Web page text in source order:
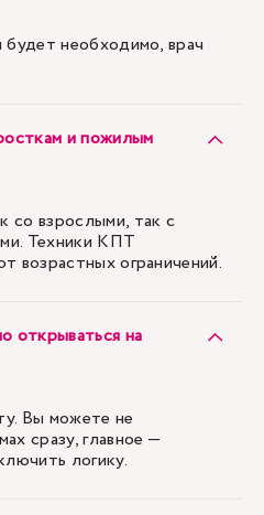
необходимо, врач
и пожилым
со взрослыми, так с
Техники КПТ
возрастных ограничений.
открываться на
Вы можете не
сразу, главное —
логику.